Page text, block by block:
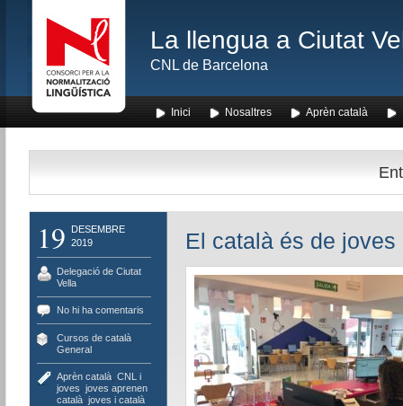
La llengua a Ciutat
CNL de Barcelona
Inici Nosaltres Aprèn català
19
DESEMBRE
2019
Delegació de Ciutat
Vella
No hi ha comentaris
Cursos de català,
General
Aprèn català, CNL i
joves joves aprenen
català, joves i català
El català és de joves